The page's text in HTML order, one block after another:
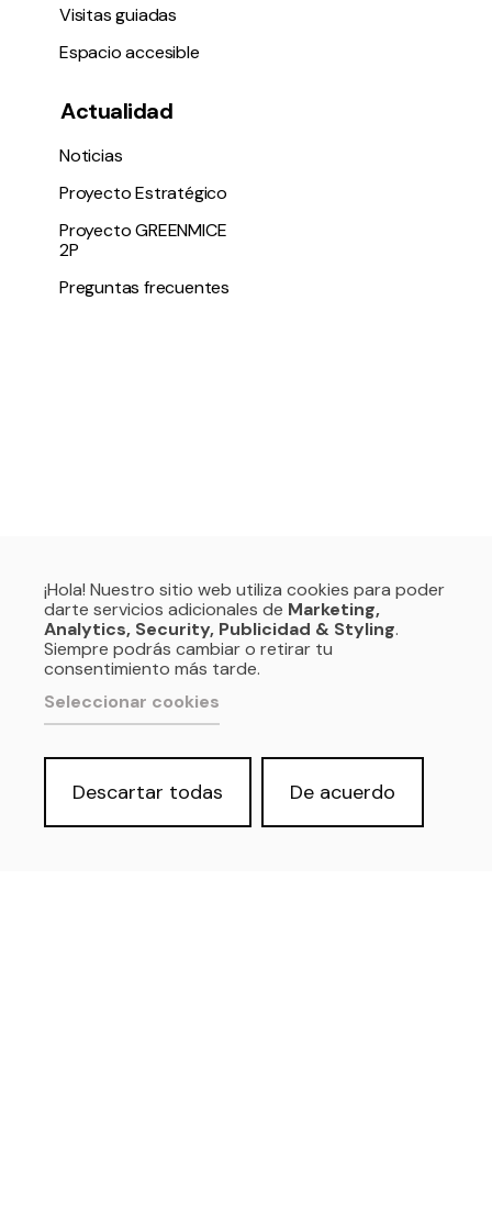
Visitas guiadas
Espacio accesible
Actualidad
Noticias
Proyecto Estratégico
Proyecto GREENMICE
2P
Preguntas frecuentes
¡Hola! Nuestro sitio web utiliza cookies para poder
darte servicios adicionales de Marketing,
Analytics, Security, Publicidad & Styling.
Siempre podrás cambiar o retirar tu
consentimiento más tarde.
Seleccionar cookies
Descartar todas De acuerdo